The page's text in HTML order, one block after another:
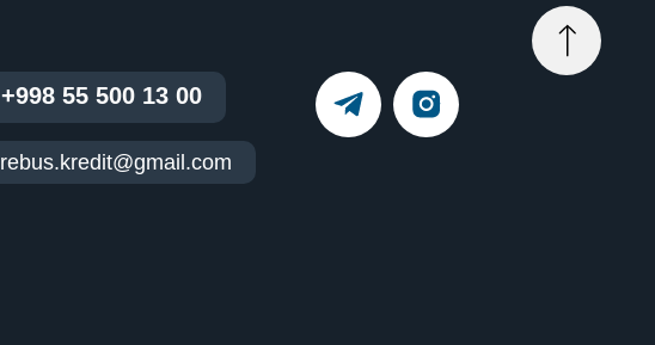
+998 55 500 13 00
rebus.kredit@gmail.com